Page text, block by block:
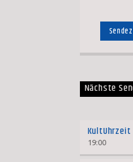
Nächste
KultUhrzeit
19:00